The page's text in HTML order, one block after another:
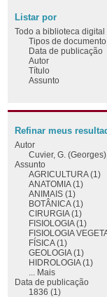
Listar por
Todo a biblioteca digital
Tipos de
Data de publicação
Autor
Título
Assunto
Refinar meus
Autor
Cuvier, G.
Assunto
AGRICULTURA (1)
ANATOMIA (1)
ANIMAIS (1)
BOTÂNICA (1)
CIRURGIA (1)
FISIOLOGIA (1)
FISIOLOGIA
FÍSICA (1)
GEOLOGIA (1)
HIDROLOGIA (1)
... Mais
Data de publicação
1836 (1)